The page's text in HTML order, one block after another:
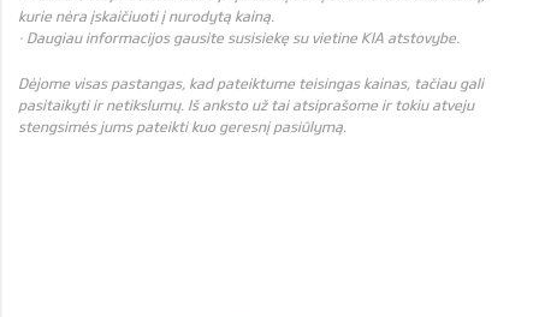
kurie nėra įskaičiuoti į nurodytą kainą.
· Daugiau informacijos gausite susisiekę su vietine KIA atstovybe.
Dėjome visas pastangas, kad pateiktume teisingas kainas, tačiau gali
pasitaikyti ir netikslumų. Iš anksto už tai atsiprašome ir tokiu atveju
stengsimės jums pateikti kuo geresnį pasiūlymą.